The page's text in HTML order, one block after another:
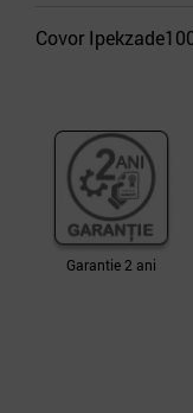
Covor
Garantie 2 ani